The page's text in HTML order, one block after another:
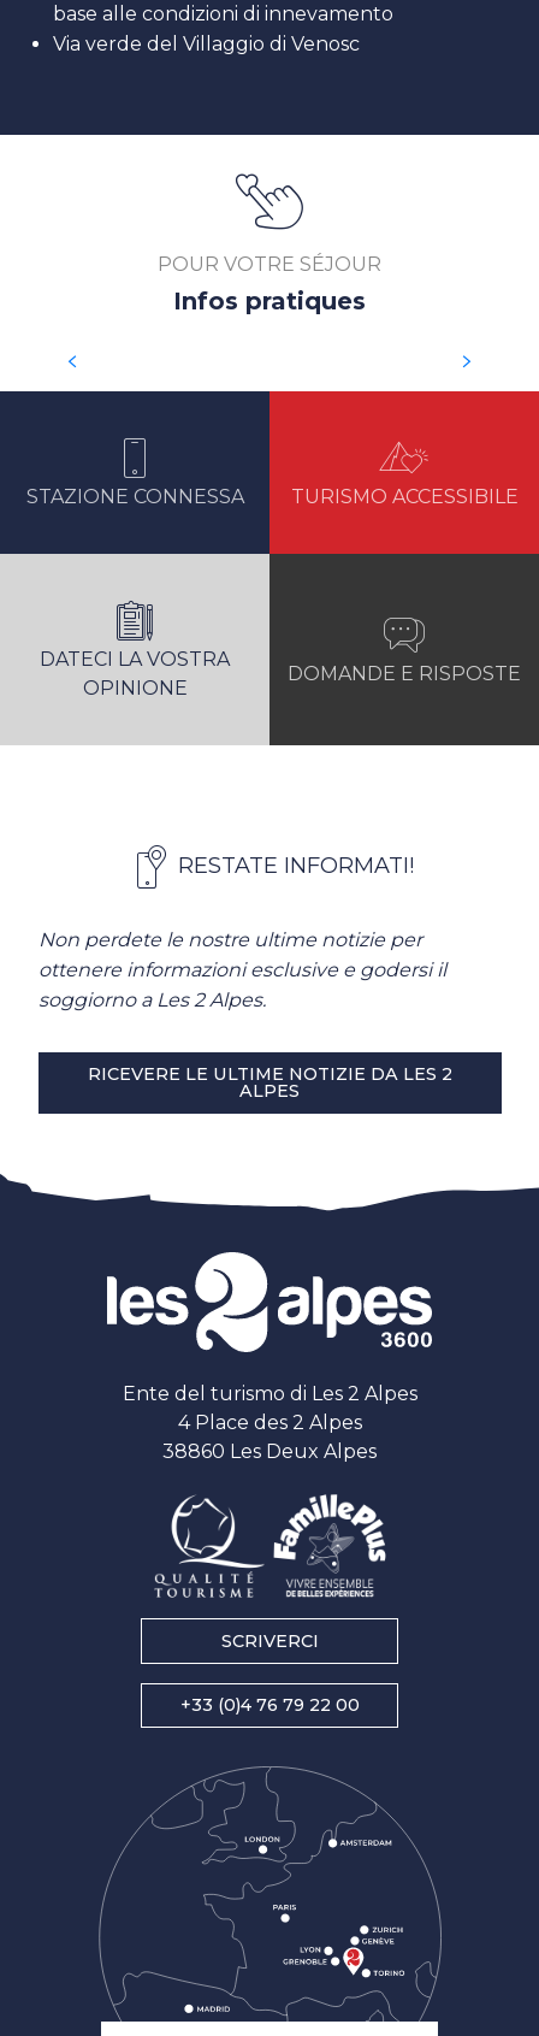
base alle condizioni di innevamento
Via verde del Villaggio di Venosc
POUR VOTRE SÉJOUR
Infos pratiques
ACCEDERE ALLA STAZIONE
STAZIONE CONNESSA TURISMO ACCESSIBILE
DATECI LA VOSTRA
OPINIONE
DOMANDE E RISPOSTE
RESTATE INFORMATI!
Non perdete le nostre ultime notizie per
ottenere informazioni esclusive e godersi il
soggiorno a Les 2 Alpes.
RICEVERE LE ULTIME NOTIZIE DA LES 2
ALPES
Ente del turismo di Les 2 Alpes
4 Place des 2 Alpes
38860 Les Deux Alpes
SCRIVERCI
+33 (0)4 76 79 22 00